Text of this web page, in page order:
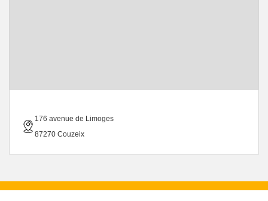
176 avenue de Limoges
87270 Couzeix